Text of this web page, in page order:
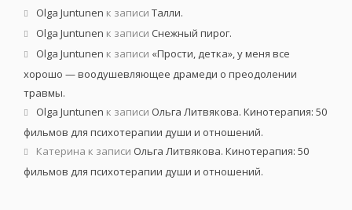
Olga Juntunen к записи Талли.
Olga Juntunen к записи Снежный пирог.
Olga Juntunen к записи «Прости, детка», у меня все
хорошо — воодушевляющее драмеди о преодолении
травмы.
Olga Juntunen к записи Ольга Литвякова. Кинотерапия: 50
фильмов для психотерапии души и отношений.
Катерина к записи Ольга Литвякова. Кинотерапия: 50
фильмов для психотерапии души и отношений.